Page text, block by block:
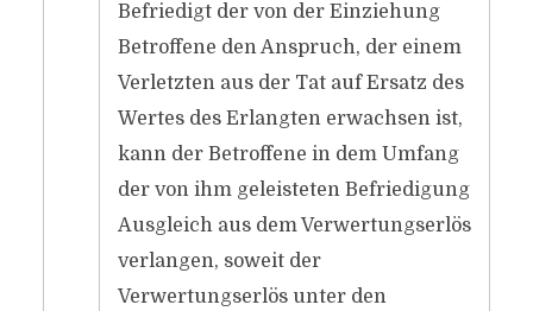
Befriedigt der von der Einziehung
Betroffene den Anspruch, der einem
Verletzten aus der Tat auf Ersatz des
Wertes des Erlangten erwachsen ist,
kann der Betroffene in dem Umfang
der von ihm geleisteten Befriedigung
Ausgleich aus dem Verwertungserlös
verlangen, soweit der
Verwertungserlös unter den